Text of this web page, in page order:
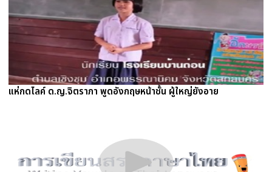
แห่กดไลค์ ด.ญ.จิตราภา พูดอังกฤษหน้าชั้น ผู้ใหญ่ยังอาย